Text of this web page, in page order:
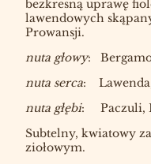
bezkresną uprawę
lawendowych
Prowansji.
nuta głowy:
nuta serca:
nuta głębi: Paczuli,
Subtelny, kwiatowy
ziołowym.